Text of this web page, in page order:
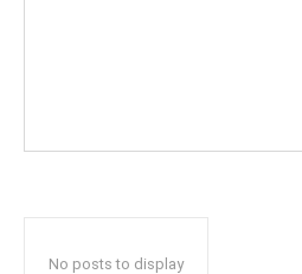
No posts to display